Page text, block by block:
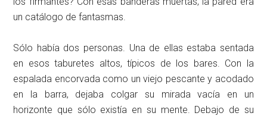
un catálogo de fantasmas.
Sólo había dos personas. Una de ellas estaba sentada
en esos taburetes altos, típicos de los bares. Con la
espalada encorvada como un viejo pescante y acodado
en la barra, dejaba colgar su mirada vacía en un
horizonte que sólo existía en su mente. Debajo de su